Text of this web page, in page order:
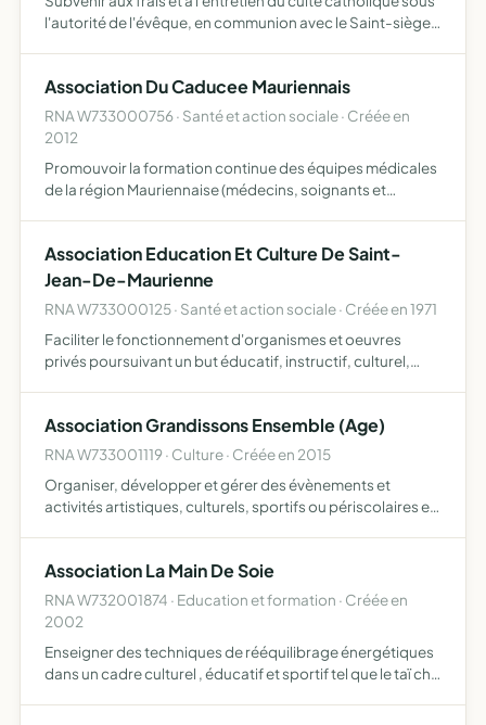
l'autorité de l'évêque, en communion avec le Saint-siège,
Association Du Caducee Mauriennais
RNA W733000756 · Santé et action sociale · Créée en
2012
Promouvoir la formation continue des équipes médicales
de la région Mauriennaise (médecins, soignants et
Association Education Et Culture De Saint-
Jean-De-Maurienne
RNA W733000125 · Santé et action sociale · Créée en 1971
Faciliter le fonctionnement d'organismes et oeuvres
privés poursuivant un but éducatif, instructif, culturel,
fi…
Association Grandissons Ensemble (Age)
RNA W733001119 · Culture · Créée en 2015
Organiser, développer et gérer des évènements et
activités artistiques, culturels, sportifs ou périscolaires en
Association La Main De Soie
RNA W732001874 · Education et formation · Créée en
2002
Enseigner des techniques de rééquilibrage énergétiques
dans un cadre culturel , éducatif et sportif tel que le taï chi